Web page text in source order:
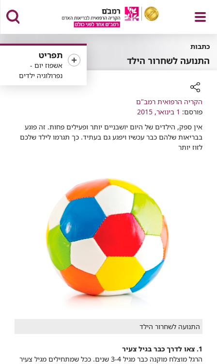
פתח
תפריט
תפריט
אשפוז יום -
נפרולוגיה ילדים
כתבות
התנועה לשחרור הילד
רכיב
שיתוף
הקריה הרפואית רמב"ם
פורסם: 1 בינואר, 2015
אין ספק, הילדים של היום יושבניים יותר ופעילים פחות. זה פוגע
בבריאות שלהם כבר עכשיו ויפגע גם בעתיד. כך תגרמו לילד שלכם
לזוז יותר
התנועה לשחרור הילד
​1. צאו לדרך כבר בגיל צעיר
הרגל מוצלח מוקנה כבר מגיל 3-4 שנים. ככל שמתחילים מגיל צעיר